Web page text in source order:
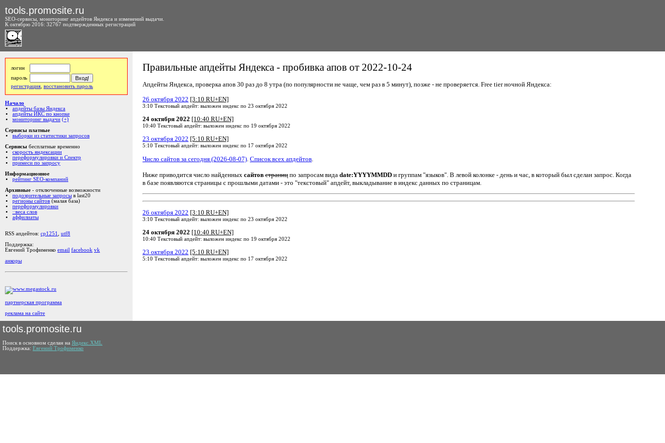
tools.promosite.ru
SEO-сервисы, мониторинг апдейтов Яндекса и изменений выдачи.
К октябрю 2016: 32767 подтвержденных регистраций
логин
пароль
регистрация восстановить пароль
Начало
апдейты базы Яндекса
апдейты ИКС по кнопке
мониторинг выдачи (+)
Сервисы платные
выборки из статистики запросов
Сервисы бесплатные временно
скорость яндексации
переформулировки и Спектр
примеси по запросу
Информационное
рейтинг SEO-компаний
Архивные - отключенные возможности
подозрительные запросы в last20
регионы сайтов (малая база)
переформулировки
::веса слов
аффилиаты
RSS апдейтов: cp1251
utf8
Поддержка:
Евгений Трофименко email facebook vk
анкоры
партнерская программа
реклама на сайте
Правильные апдейты Яндекса - пробивка апов от 2022-10-24
Апдейты Яндекса, проверка апов 30 раз до 8 утра (по популярности не чаще, чем раз в 5 минут), позже - не проверяется. Free tier ночной Яндекса:
26 октября 2022 [3:10 RU+EN]
3:10 Текстовый апдейт: выложен индекс по 23 октября 2022
24 октября 2022 [10:40 RU+EN]
10:40 Текстовый апдейт: выложен индекс по 19 октября 2022
23 октября 2022 [5:10 RU+EN]
5:10 Текстовый апдейт: выложен индекс по 17 октября 2022
Число сайтов за сегодня (2026-08-07) Список всех апдейтов
Ниже приводится число найденных сайтов страниц по запросам вида date:YYYYMMDD и группам "языков". В левой колонке - день и час, в который был сделан запрос. Когда
в базе появляются страницы с прошлыми датами - это "текстовый" апдейт, выкладывание в индекс данных по страницам.
26 октября 2022 [3:10 RU+EN]
3:10 Текстовый апдейт: выложен индекс по 23 октября 2022
24 октября 2022 [10:40 RU+EN]
10:40 Текстовый апдейт: выложен индекс по 19 октября 2022
23 октября 2022 [5:10 RU+EN]
5:10 Текстовый апдейт: выложен индекс по 17 октября 2022
tools.promosite.ru
Поиск в основном сделан на Яндекс.XML
Поддержка: Евгений Трофименко